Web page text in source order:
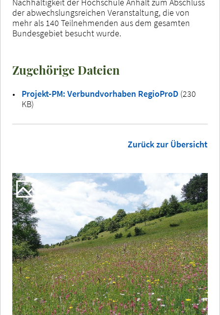
der abwechslungsreichen Veranstaltung, die von
mehr als 140 Teilnehmenden aus dem gesamten
Bundesgebiet besucht wurde.
Zugehörige Dateien
Projekt-PM: Verbundvorhaben RegioProD (230
KB)
Zurück zur Übersicht